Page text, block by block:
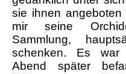
sie ihnen angeboten
mir seine
Sammlung,
schenken. Es war
Abend später